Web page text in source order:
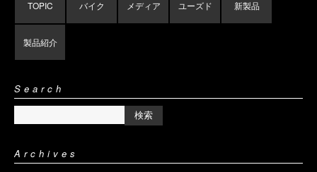
TOPIC バイク メディア ユーズド 新製品
製品紹介
Search
Archives